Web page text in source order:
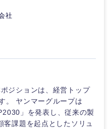
兵庫県
和歌山県
社
ジションは、経営トップ
。 ヤンマーグループは
」を発表し、従来の製
課題を起点としたソリュ